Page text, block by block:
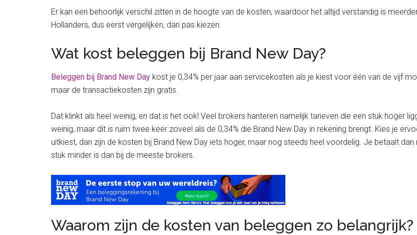
Er kan een behoorlijk verschil zitten in de hoogte van de kosten, waardoor het altijd verstandig is
Hollanders, dus eerst vergelijken, dan pas kiezen.
Wat kost beleggen bij Brand New Day?
Beleggen bij Brand New Day kost je 0,34% per jaar aan servicekosten als je kiest voor één van de vijf
maar de transactiekosten zijn gratis.
Dat klinkt als heel weinig, en dat is het ook! Veel brokers hanteren namelijk tarieven die een stuk hoger
weinig, maar dit is ruim twee keer zoveel als de 0,34% die Brand New Day in rekening brengt. Kies je
uitkiest, dan zijn de kosten bij Brand New Day iets hoger, maar nog steeds heel voordelig. Je betaalt
stuk minder is dan bij de meeste brokers.
Waarom zijn de kosten van beleggen zo belangrijk?